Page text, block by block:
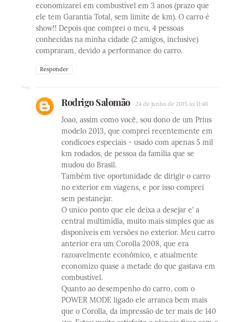
economizarei em combustível em 3 anos (prazo que
ele tem Garantia Total, sem limite de km). O carro é
show!! Depois que comprei o meu, 4 pessoas
conhecidas na minha cidade (2 amigos, inclusive)
compraram, devido a performance do carro.
Responder
Rodrigo Salomão 24 de junho de 2015 às 11:48
Joao, assim como você, sou dono de um Prius
modelo 2013, que comprei recentemente em
condicoes especiais - usado com apenas 5 mil
km rodados, de pessoa da família que se
mudou do Brasil.
Também tive oportunidade de dirigir o carro
no exterior em viagens, e por isso comprei
sem pestanejar.
O unico ponto que ele deixa a desejar e' a
central multimídia, muito mais simples que as
disponíveis em versões no exterior. Meu carro
anterior era um Corolla 2008, que era
razoavelmente econômico, e atualmente
economizo quase a metade do que gastava em
combustível.
Quanto ao desempenho do carro, com o
POWER MODE ligado ele arranca bem mais
que o Corolla, da impressão de ter mais de 140